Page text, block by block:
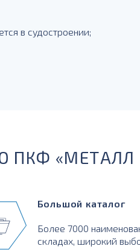
в судостроении;
ПКФ «МЕТАЛЛ
Большой каталог
Более 7000
складах, широкий